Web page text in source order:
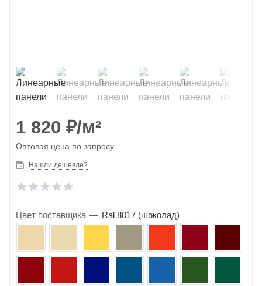
1 820 ₽/м²
Оптовая цена по запросу.
Нашли дешевле?
Цвет поставщика — Ral 8017 (шоколад)